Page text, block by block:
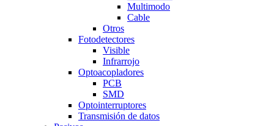
Multimodo
Cable
Otros
Fotodetectores
Visible
Infrarrojo
Optoacopladores
PCB
SMD
Optointerruptores
Transmisión de datos